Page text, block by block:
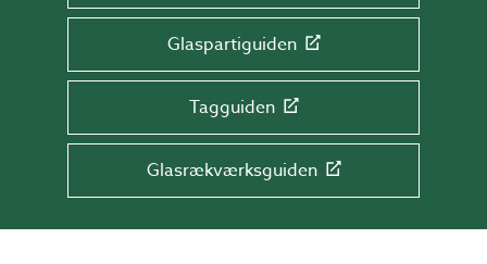
Glaspartiguiden
Tagguiden
Glasrækværksguiden